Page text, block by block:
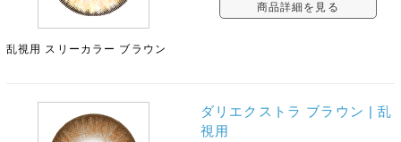
商品詳細を見る
乱視用 スリーカラー ブラウン
ダリエクストラ ブラウン | 乱
視用